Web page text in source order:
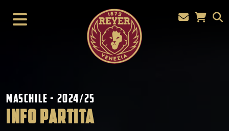
Maschile - 2024/25
INFO PARTITA